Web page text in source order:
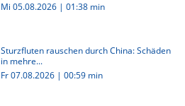
Mi 05.08.2026 | 01:38 min
Sturzfluten rauschen durch China: Schäden
in mehre...
Fr 07.08.2026 | 00:59 min